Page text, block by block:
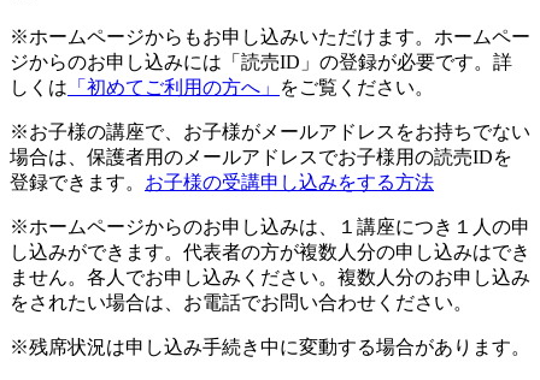
※ホームページからもお申し込みいただけます。ホームペー
ジからのお申し込みには「読売ID」の登録が必要です。詳
しくは 「初めてご利用の方へ」 をご覧ください。
※お子様の講座で、お子様がメールアドレスをお持ちでない
場合は、保護者用のメールアドレスでお子様用の読売IDを
登録できます。 お子様の受講申し込みをする方法
※ホームページからのお申し込みは、１講座につき１人の申
し込みができます。代表者の方が複数人分の申し込みはでき
ません。各人でお申し込みください。複数人分のお申し込み
をされたい場合は、お電話でお問い合わせください。
※残席状況は申し込み手続き中に変動する場合があります。